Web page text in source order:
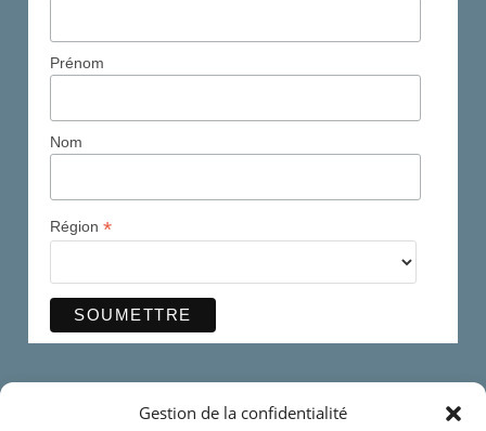
Gestion de la confidentialité
Prénom
Nom
Région*